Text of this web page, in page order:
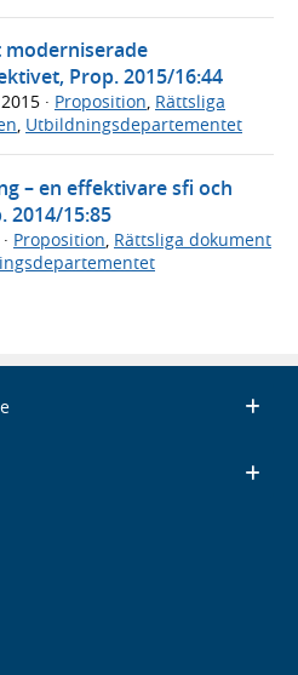
moderniserade
Prop. 2015/16:44
· Proposition, Rättsliga
, Utbildningsdepartementet
– en effektivare sfi och
2014/15:85
· Proposition Rättsliga dokument